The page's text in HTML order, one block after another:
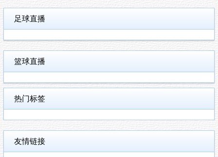
足球直播
篮球直播
热门标签
友情链接